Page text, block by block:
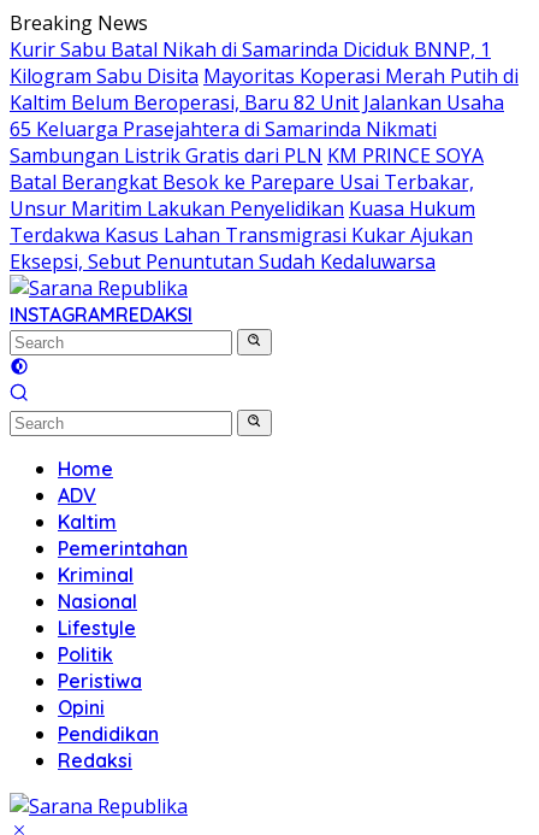
Skip
to
content
Breaking News
Kurir Sabu Batal Nikah di Samarinda Diciduk BNNP, 1
Kilogram Sabu Disita Mayoritas Koperasi Merah Putih di
Kaltim Belum Beroperasi, Baru 82 Unit Jalankan Usaha
65 Keluarga Prasejahtera di Samarinda Nikmati
Sambungan Listrik Gratis dari PLN KM PRINCE SOYA
Batal Berangkat Besok ke Parepare Usai Terbakar,
Unsur Maritim Lakukan Penyelidikan Kuasa Hukum
Terdakwa Kasus Lahan Transmigrasi Kukar Ajukan
Eksepsi, Sebut Penuntutan Sudah Kedaluwarsa
INSTAGRAMREDAKSI
Home
ADV
Kaltim
Pemerintahan
Kriminal
Nasional
Lifestyle
Politik
Peristiwa
Opini
Pendidikan
Redaksi